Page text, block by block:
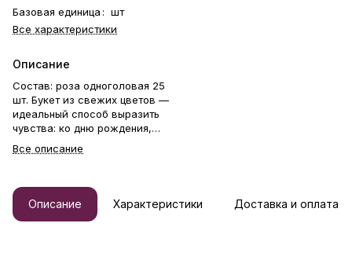
Базовая единица : шт
Все характеристики
Описание
Состав: роза одноголовая 25
шт. Букет из свежих цветов —
идеальный способ выразить
чувства: ко дню рождения,
Февраля, Дню матери, Дню
дедушки или просто в знак
внимания и заботы. Фирменная
открытка-инструкция по
Все описание
Описание Характеристики Доставка и оплата